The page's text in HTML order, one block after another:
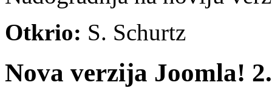
Otkrio: S. Schurtz
Nova verzija Joomla!